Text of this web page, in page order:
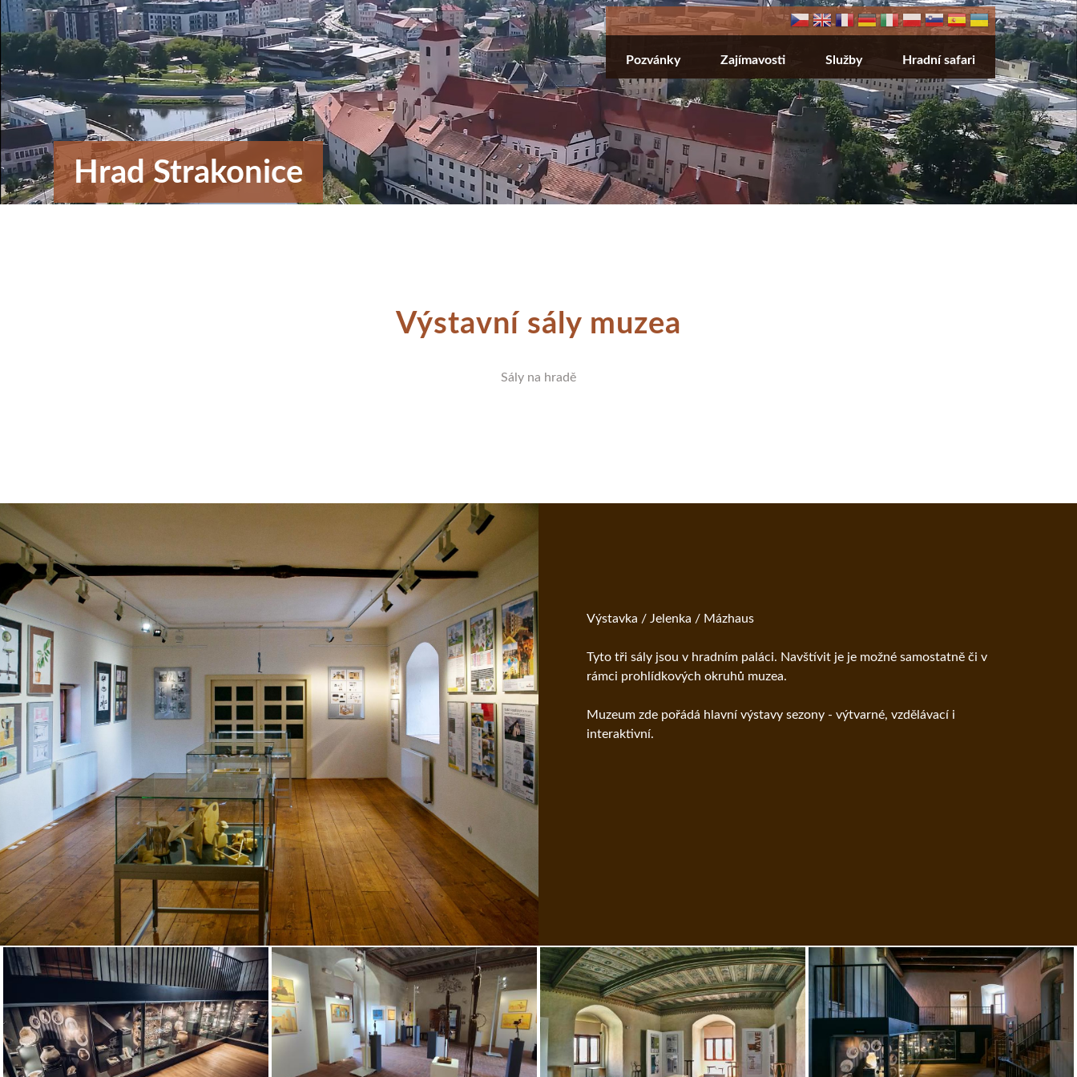
Přejít
k
hlavnímu
obsahu
Pozvánky Zajímavosti Služby Hradní safari
Hrad Strakonice
Výstavní sály muzea
Sály na hradě
Výstavka / Jelenka / Mázhaus
Tyto tři sály jsou v hradním paláci. Navštívit je je možné samostatně či v
rámci prohlídkových okruhů muzea.
Muzeum zde pořádá hlavní výstavy sezony - výtvarné, vzdělávací i
interaktivní.